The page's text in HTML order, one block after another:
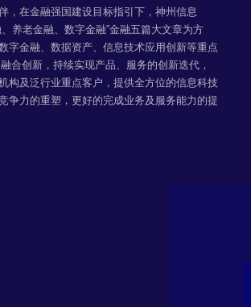
，在金融强国建设目标指引下，神州信息
养老金融、数字金融”金融五篇大文章为方
字金融、数据资产、信息技术应用创新等重点
合创新，持续实现产品、服务的创新迭代，
构及泛行业重点客户，提供全方位的信息科技
争力的重塑，更好的完成业务及服务能力的提